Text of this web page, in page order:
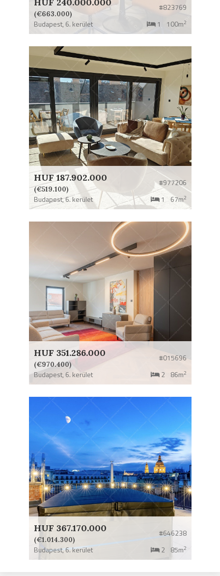
HUF 240.000.000
(€663.000)
#823769
Budapest, 6. kerület 1 100m2
HUF 187.902.000
(€519.100)
#977206
Budapest,6. kerület 1 67m2
HUF 351.286.000
(€970.400)
#015696
Budapest, 6. kerület 2 86m2
HUF 367.170.000
(€1.014.300)
#646238
Budapest,6. kerület 2 85m2